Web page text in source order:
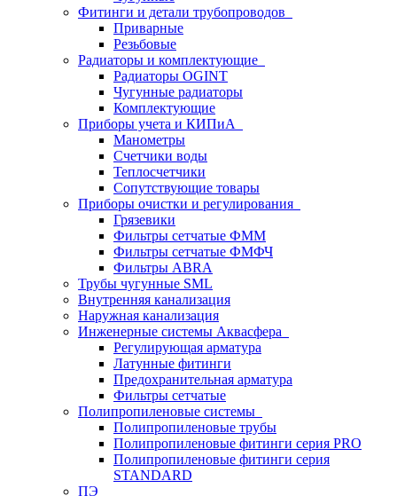
Фитинги и детали трубопроводов
Приварные
Резьбовые
Радиаторы и комплектующие
Радиаторы OGINT
Чугунные радиаторы
Комплектующие
Приборы учета и КИПиА
Манометры
Счетчики воды
Теплосчетчики
Сопутствующие товары
Приборы очистки и регулирования
Грязевики
Фильтры сетчатые ФММ
Фильтры сетчатые ФМФЧ
Фильтры ABRA
Трубы чугунные SML
Внутренняя канализация
Наружная канализация
Инженерные системы Аквасфера
Регулирующая арматура
Латунные фитинги
Предохранительная арматура
Фильтры сетчатые
Полипропиленовые системы
Полипропиленовые трубы
Полипропиленовые фитинги серия PRO
Полипропиленовые фитинги серия
STANDARD
ПЭ